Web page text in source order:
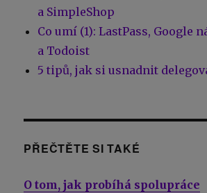
a SimpleShop
Co umí (1): LastPass, Google
a Todoist
5 tipů, jak si usnadnit
PŘEČTĚTE SI TAKÉ
O tom, jak probíhá spolupráce